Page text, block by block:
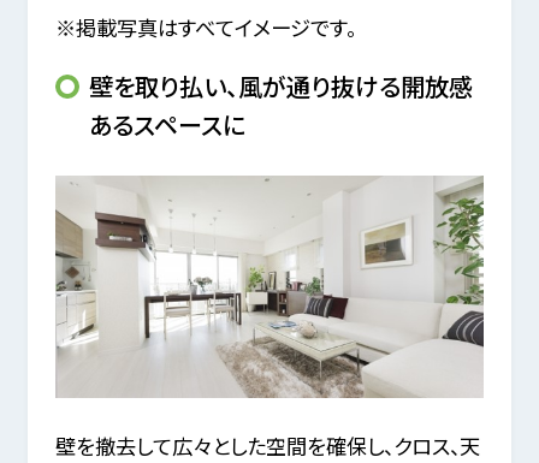
※掲載写真はすべてイメージです。
壁を取り払い、風が通り抜ける開放感
あるスペースに
壁を撤去して広々とした空間を確保し、クロス、天